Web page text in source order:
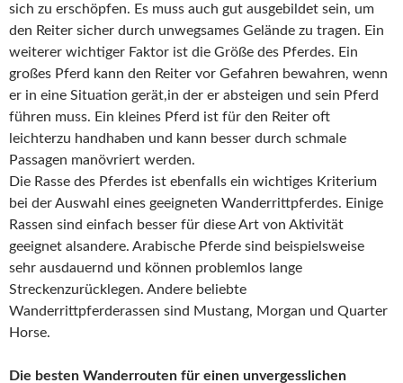
sich zu erschöpfen. Es muss auch gut ausgebildet sein, um
den Reiter sicher durch unwegsames Gelände zu tragen. Ein
weiterer wichtiger Faktor ist die Größe des Pferdes. Ein
großes Pferd kann den Reiter vor Gefahren bewahren, wenn
er in eine Situation gerät,in der er absteigen und sein Pferd
führen muss. Ein kleines Pferd ist für den Reiter oft
leichterzu handhaben und kann besser durch schmale
Passagen manövriert werden.
Die Rasse des Pferdes ist ebenfalls ein wichtiges Kriterium
bei der Auswahl eines geeigneten Wanderrittpferdes. Einige
Rassen sind einfach besser für diese Art von Aktivität
geeignet alsandere. Arabische Pferde sind beispielsweise
sehr ausdauernd und können problemlos lange
Streckenzurücklegen. Andere beliebte
Wanderrittpferderassen sind Mustang, Morgan und Quarter
Horse.
Die besten Wanderrouten für einen unvergesslichen